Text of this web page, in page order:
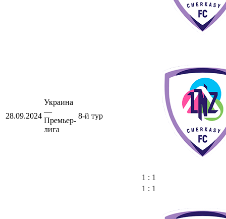
28.09.2024
Украина
—
Премьер-
лига
8-й тур
1 : 1
1 : 1